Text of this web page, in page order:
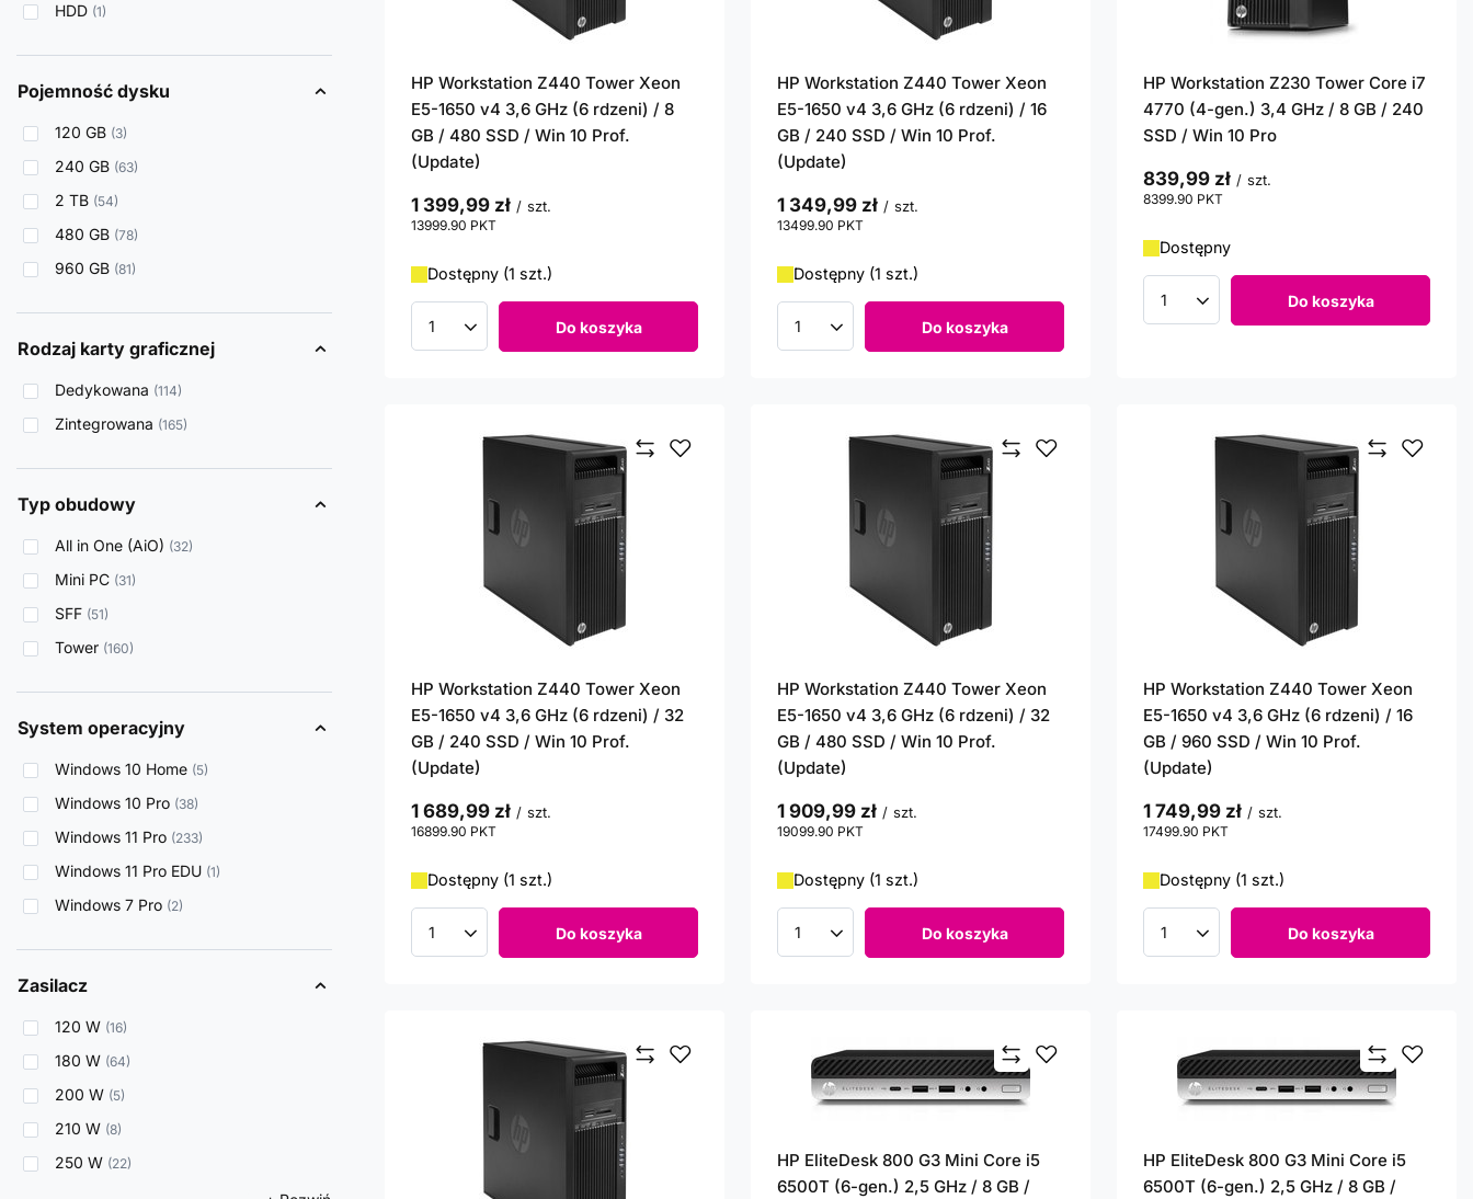
HDD 1
Pojemność dysku
120 GB 3
240 GB 63
2 TB 54
480 GB 78
960 GB 81
Rodzaj karty graficznej
Dedykowana 114
Zintegrowana 165
Typ obudowy
All in One (AiO) 32
Mini PC 31
SFF 51
Tower 160
System operacyjny
Windows 10 Home 5
Windows 10 Pro 38
Windows 11 Pro 233
Windows 11 Pro EDU 1
Windows 7 Pro 2
Zasilacz
120 W 16
180 W 64
200 W 5
210 W 8
250 W 22
HP Workstation Z440 Tower Xeon
E5-1650 v4 3,6 GHz (6 rdzeni) / 8
GB / 480 SSD / Win 10 Prof.
(Update)
1 399,99 zł / szt.
13999.90 PKT
Dostępny (1 szt.)
Ilość produktów Do koszyka
HP Workstation Z440 Tower Xeon
E5-1650 v4 3,6 GHz (6 rdzeni) / 16
GB / 240 SSD / Win 10 Prof.
(Update)
1 349,99 zł / szt.
13499.90 PKT
Dostępny (1 szt.)
Ilość produktów Do koszyka
HP Workstation Z230 Tower Core i7
4770 (4-gen.) 3,4 GHz / 8 GB / 240
SSD / Win 10 Pro
839,99 zł / szt.
8399.90 PKT
Dostępny
Ilość produktów Do koszyka
HP Workstation Z440 Tower Xeon
E5-1650 v4 3,6 GHz (6 rdzeni) / 32
GB / 240 SSD / Win 10 Prof.
(Update)
1 689,99 zł / szt.
16899.90 PKT
Dostępny (1 szt.)
Ilość produktów Do koszyka
HP Workstation Z440 Tower Xeon
E5-1650 v4 3,6 GHz (6 rdzeni) / 32
GB / 480 SSD / Win 10 Prof.
(Update)
1 909,99 zł / szt.
19099.90 PKT
Dostępny (1 szt.)
Ilość produktów Do koszyka
HP Workstation Z440 Tower Xeon
E5-1650 v4 3,6 GHz (6 rdzeni) / 16
GB / 960 SSD / Win 10 Prof.
(Update)
1 749,99 zł / szt.
17499.90 PKT
Dostępny (1 szt.)
Ilość produktów Do koszyka
HP EliteDesk 800 G3 Mini Core i5
6500T (6-gen.) 2,5 GHz / 8 GB /
HP EliteDesk 800 G3 Mini Core i5
6500T (6-gen.) 2,5 GHz / 8 GB /